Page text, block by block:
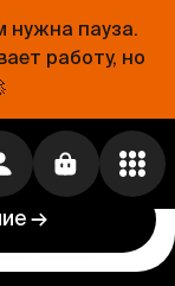
нужна пауза.
работу, но
→